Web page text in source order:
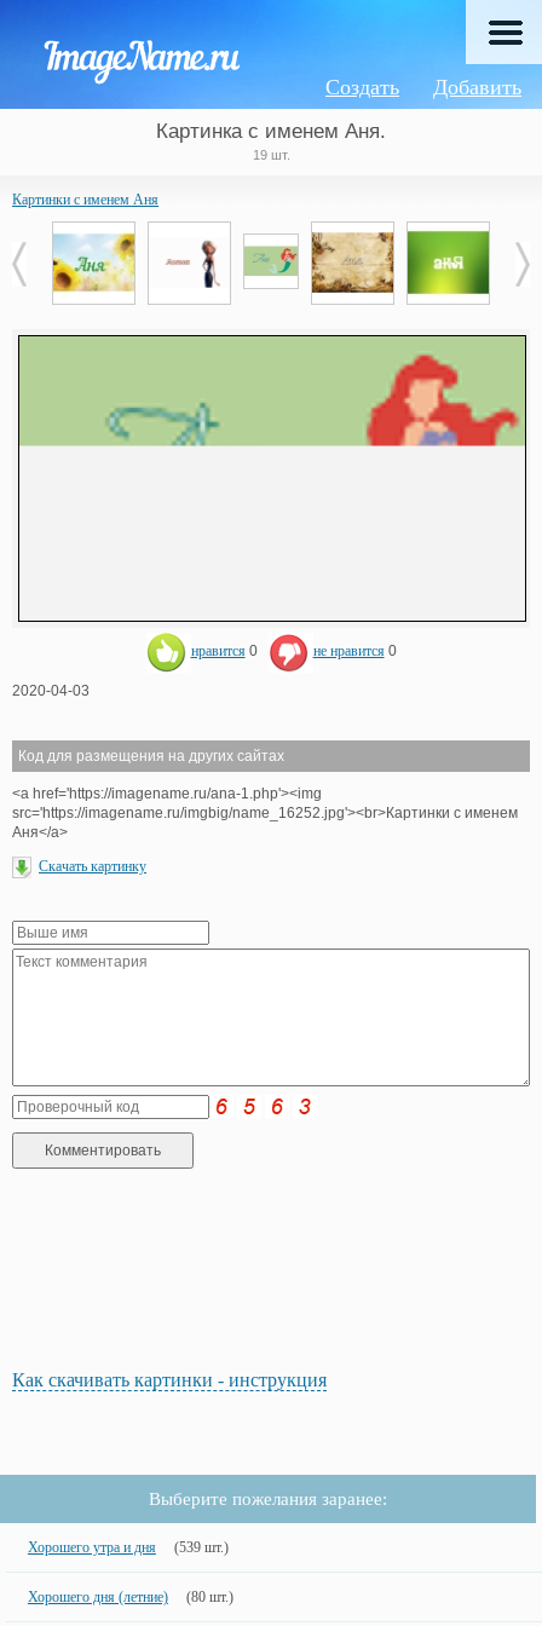
Добавить
Создать
Картинка с именем Аня.
19 шт.
Картинки с именем Аня
нравится 0 не нравится 0
2020-04-03
Код для размещения на других сайтах
<a href='https://imagename.ru/ana-1.php'><img
src='https://imagename.ru/imgbig/name_16252.jpg'><br>Картинки с именем
Аня</a>
Скачать картинку
Как скачивать картинки - инструкция
Выберите пожелания заранее:
Хорошего утра и дня (539 шт.)
Хорошего дня (летние) (80 шт.)